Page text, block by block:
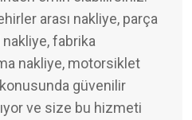
arası nakliye, parça
fabrika
nakliye, motorsiklet
güvenilir
ve size bu hizmeti